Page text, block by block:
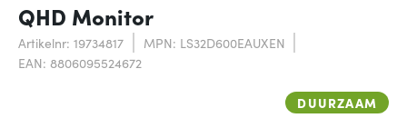
QHD Monitor
Artikelnr: 19734817
MPN: LS32D600EAUXEN
EAN: 8806095524672
DUURZAAM